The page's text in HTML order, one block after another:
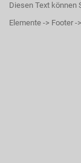
Diesen Text können
Elemente -> Footer -